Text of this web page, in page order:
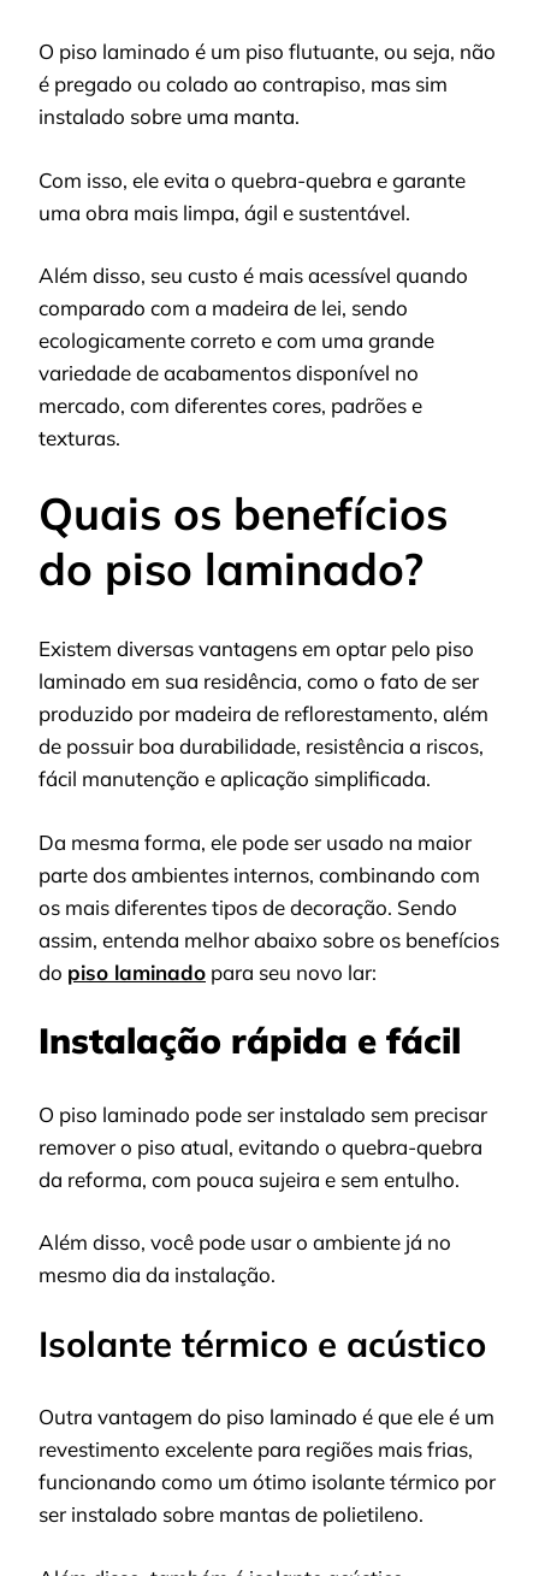
O piso laminado é um piso flutuante, ou seja, não
é pregado ou colado ao contrapiso, mas sim
instalado sobre uma manta.
Com isso, ele evita o quebra-quebra e garante
uma obra mais limpa, ágil e sustentável.
Além disso, seu custo é mais acessível quando
comparado com a madeira de lei, sendo
ecologicamente correto e com uma grande
variedade de acabamentos disponível no
mercado, com diferentes cores, padrões e
texturas.
Quais os benefícios
do piso laminado?
Existem diversas vantagens em optar pelo piso
laminado em sua residência, como o fato de ser
produzido por madeira de reflorestamento, além
de possuir boa durabilidade, resistência a riscos,
fácil manutenção e aplicação simplificada.
Da mesma forma, ele pode ser usado na maior
parte dos ambientes internos, combinando com
os mais diferentes tipos de decoração. Sendo
assim, entenda melhor abaixo sobre os benefícios
do piso laminado para seu novo lar:
Instalação rápida e fácil
O piso laminado pode ser instalado sem precisar
remover o piso atual, evitando o quebra-quebra
da reforma, com pouca sujeira e sem entulho.
Além disso, você pode usar o ambiente já no
mesmo dia da instalação.
Isolante térmico e acústico
Outra vantagem do piso laminado é que ele é um
revestimento excelente para regiões mais frias,
funcionando como um ótimo isolante térmico por
ser instalado sobre mantas de polietileno.